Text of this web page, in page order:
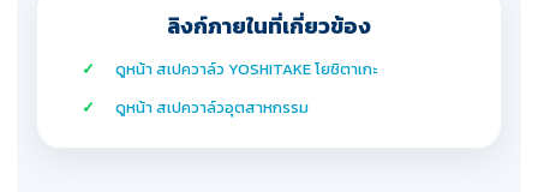
ลิงก์ภายในที่เกี่ยวข้อง
ดูหน้า สเปควาล์ว YOSHITAKE โยชิตาเกะ
ดูหน้า สเปควาล์วอุตสาหกรรม